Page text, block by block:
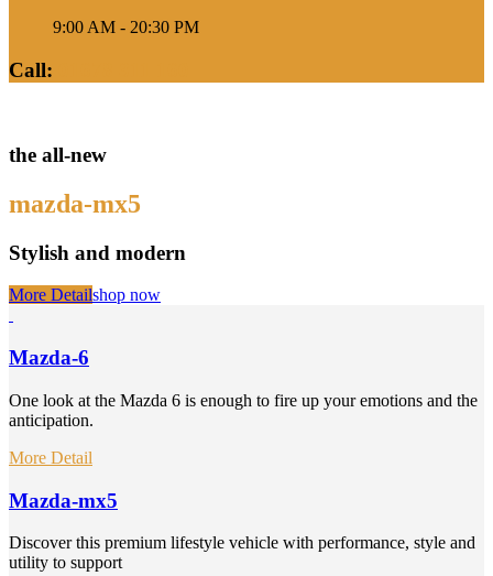
9:00 AM - 20:30 PM
Call:
the all-new
mazda-mx5
Stylish and modern
More Detailshop now
Mazda-6
One look at the Mazda 6 is enough to fire up your emotions and the
anticipation.
More Detail
Mazda-mx5
Discover this premium lifestyle vehicle with performance, style and
utility to support